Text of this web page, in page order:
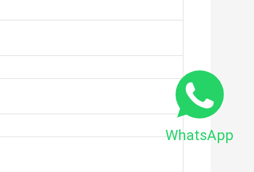
WhatsApp